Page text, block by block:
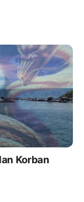
Korban